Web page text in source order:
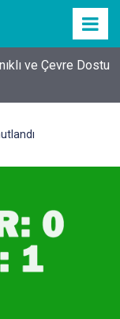
ve Çevre Dostu